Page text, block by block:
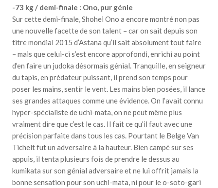
-73 kg / demi-finale : Ono, pur génie
Sur cette demi-finale, Shohei Ono a encore montré non pas
une nouvelle facette de son talent – car on sait depuis son
titre mondial 2015 d’Astana qu’il sait absolument tout faire
– mais que celui-ci s’est encore approfondi, enrichi au point
d’en faire un judoka désormais génial. Tranquille, en seigneur
du tapis, en prédateur puissant, il prend son temps pour
poser les mains, sentir le vent. Les mains bien posées, il lance
ses grandes attaques comme une évidence. On l’avait connu
hyper-spécialiste de uchi-mata, on ne peut même plus
vraiment dire que c’est le cas. Il fait ce qu’il faut avec une
précision parfaite dans tous les cas. Pourtant le Belge Van
Tichelt fut un adversaire à la hauteur. Bien campé sur ses
appuis, il tenta plusieurs fois de prendre le dessus au
kumikata sur son génial adversaire et ne lui offrit jamais la
bonne sensation pour son uchi-mata, ni pour le o-soto-gari